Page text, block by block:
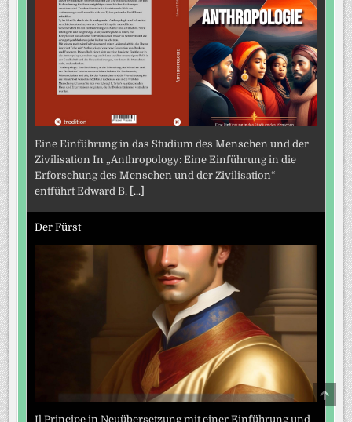
Eine Einführung in das Studium des Menschen und der
Zivilisation In „Anthropology: Eine Einführung in die
Erforschung des Menschen und der Zivilisation“
entführt Edward B. [...]
Der Fürst
Il Principe in Neuübersetzung mit einer Einführung und
TO
TOP